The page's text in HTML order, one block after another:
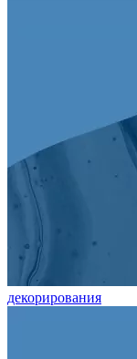
декорирования